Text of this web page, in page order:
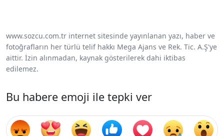
www.sozcu.com.tr internet sitesinde yayınlanan yazı, haber ve
fotoğrafların her türlü telif hakkı Mega Ajans ve Rek. Tic. A.Ş'ye
aittir. İzin alınmadan, kaynak gösterilerek dahi iktibas
edilemez.
Bu habere emoji ile tepki ver